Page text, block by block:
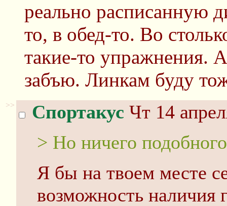
реально расписанную
то, в обед-то. Во
такие-то упражнения.
забъю. Линкам буду
>> Спортакус Чт 14
> Но ничего
Я бы на твоем месте
возможность наличия